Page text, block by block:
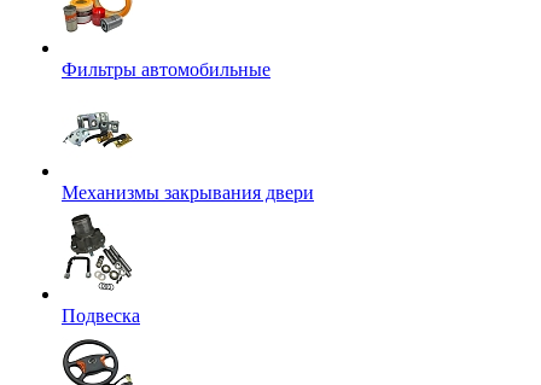
Фильтры автомобильные
Механизмы закрывания двери
Подвеска